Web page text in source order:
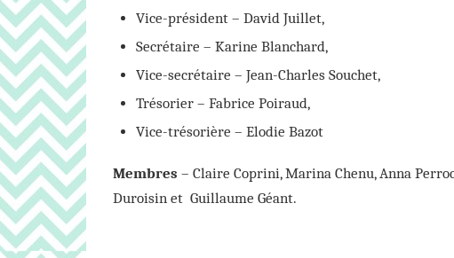
Vice-président – David Juillet,
Secrétaire – Karine Blanchard,
Vice-secrétaire – Jean-Charles Souchet,
Trésorier – Fabrice Poiraud,
Vice-trésorière – Elodie Bazot
Membres – Claire Coprini, Marina Chenu, Anna
Duroisin et Guillaume Géant.